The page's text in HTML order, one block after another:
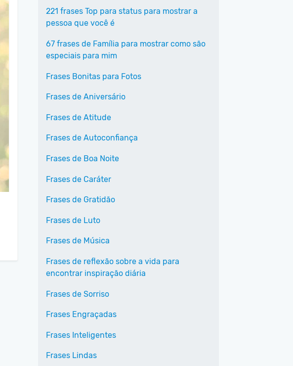
221 frases Top para status para mostrar a
pessoa que você é
67 frases de Família para mostrar como são
especiais para mim
Frases Bonitas para Fotos
Frases de Aniversário
Frases de Atitude
Frases de Autoconfiança
Frases de Boa Noite
Frases de Caráter
Frases de Gratidão
Frases de Luto
Frases de Música
Frases de reflexão sobre a vida para
encontrar inspiração diária
Frases de Sorriso
Frases Engraçadas
Frases Inteligentes
Frases Lindas